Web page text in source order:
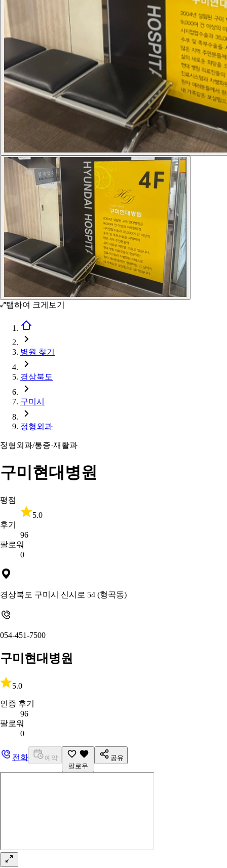
탭하여 크게보기
병원 찾기
경상북도
구미시
정형외과
정형외과/통증·재활과
구미현대병원
평점
5.0
후기
96
팔로워
0
경상북도 구미시 신시로 54 (형곡동)
054-451-7500
구미현대병원
5.0
인증 후기
96
팔로워
0
전화
예약
팔로우
공유